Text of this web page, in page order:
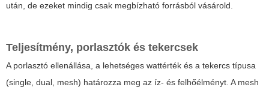
után, de ezeket mindig csak megbízható forrásból vásárold.
Teljesítmény, porlasztók és tekercsek
A porlasztó ellenállása, a lehetséges wattérték és a tekercs típusa
(single, dual, mesh) határozza meg az íz- és felhőélményt. A mesh